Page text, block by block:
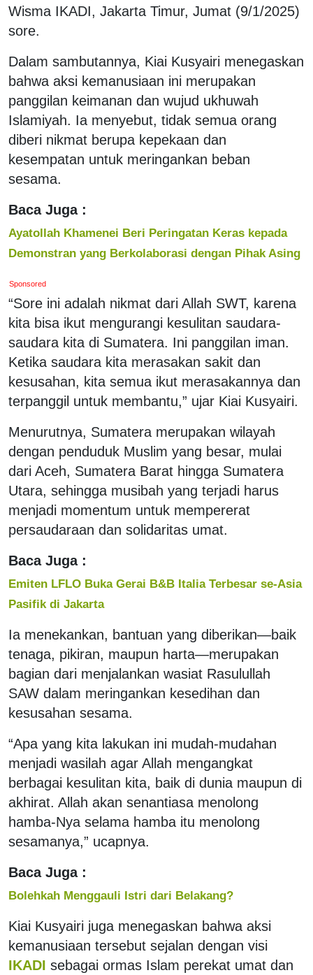
Wisma IKADI, Jakarta Timur, Jumat (9/1/2025)
sore.
Dalam sambutannya, Kiai Kusyairi menegaskan
bahwa aksi kemanusiaan ini merupakan
panggilan keimanan dan wujud ukhuwah
Islamiyah. Ia menyebut, tidak semua orang
diberi nikmat berupa kepekaan dan
kesempatan untuk meringankan beban
sesama.
Baca Juga :
Ayatollah Khamenei Beri Peringatan Keras kepada
Demonstran yang Berkolaborasi dengan Pihak Asing
Sponsored
“Sore ini adalah nikmat dari Allah SWT, karena
kita bisa ikut mengurangi kesulitan saudara-
saudara kita di Sumatera. Ini panggilan iman.
Ketika saudara kita merasakan sakit dan
kesusahan, kita semua ikut merasakannya dan
terpanggil untuk membantu,” ujar Kiai Kusyairi.
Menurutnya, Sumatera merupakan wilayah
dengan penduduk Muslim yang besar, mulai
dari Aceh, Sumatera Barat hingga Sumatera
Utara, sehingga musibah yang terjadi harus
menjadi momentum untuk mempererat
persaudaraan dan solidaritas umat.
Baca Juga :
Emiten LFLO Buka Gerai B&B Italia Terbesar se-Asia
Pasifik di Jakarta
Ia menekankan, bantuan yang diberikan—baik
tenaga, pikiran, maupun harta—merupakan
bagian dari menjalankan wasiat Rasulullah
SAW dalam meringankan kesedihan dan
kesusahan sesama.
“Apa yang kita lakukan ini mudah-mudahan
menjadi wasilah agar Allah mengangkat
berbagai kesulitan kita, baik di dunia maupun di
akhirat. Allah akan senantiasa menolong
hamba-Nya selama hamba itu menolong
sesamanya,” ucapnya.
Baca Juga :
Bolehkah Menggauli Istri dari Belakang?
Kiai Kusyairi juga menegaskan bahwa aksi
kemanusiaan tersebut sejalan dengan visi
IKADI sebagai ormas Islam perekat umat dan